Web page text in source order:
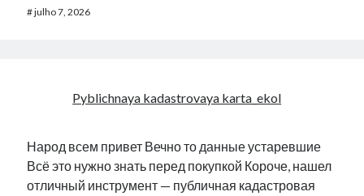
#julho 7, 2026
Pyblichnaya kadastrovaya karta_ekol
Народ всем привет Вечно то данные устаревшие
Всё это нужно знать перед покупкой Короче, нашел
отличный инструмент — публичная кадастровая